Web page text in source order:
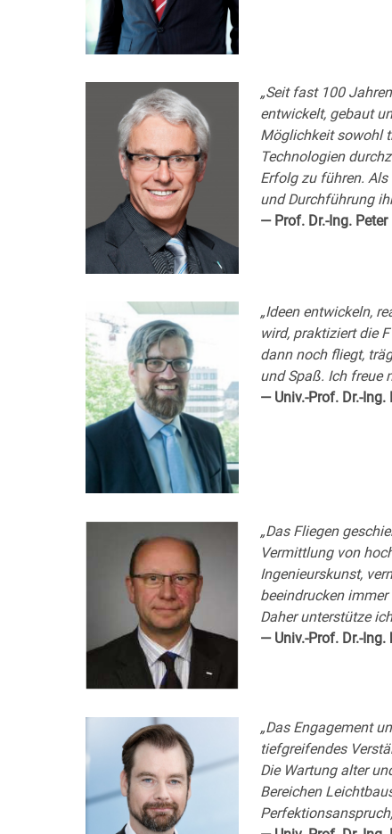
„Seit fast 100
entwickelt, gebaut
Möglichkeit sowohl
Technologien
Erfolg zu führen.
und Durchführung
— Prof. Dr.-Ing.
„Ideen entwickeln,
wird, praktiziert die
dann noch fliegt,
und Spaß. Ich freue
— Univ.-Prof. Dr.-
„Das Fliegen
Vermittlung von
Ingenieurskunst,
beeindrucken
Daher unterstütze
— Univ.-Prof. Dr.-
„Das Engagement
tiefgreifendes
Die Wartung alter
Bereichen